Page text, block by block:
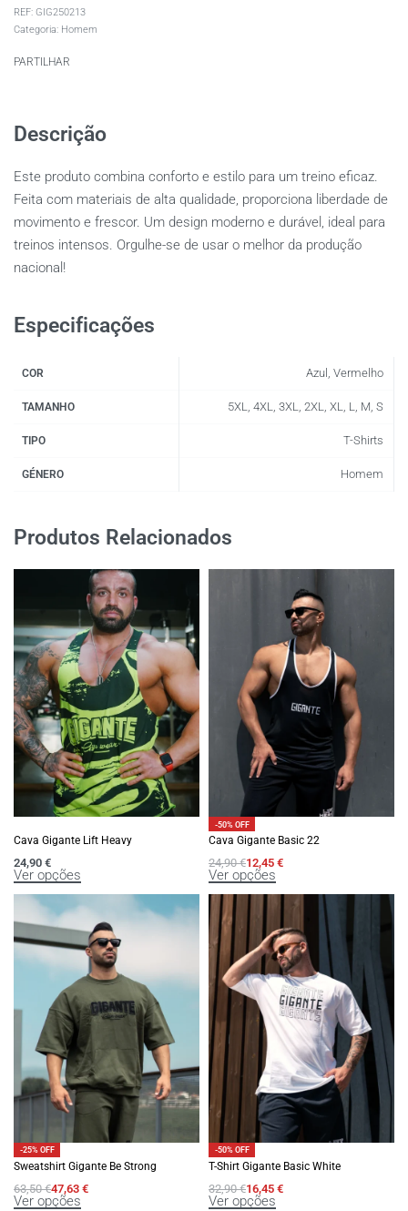
GIG250213
Categoria: Homem
PARTILHAR
Descrição
Este produto combina conforto e estilo para um treino eficaz.
Feita com materiais de alta qualidade, proporciona liberdade de
movimento e frescor. Um design moderno e durável, ideal para
treinos intensos. Orgulhe-se de usar o melhor da produção
nacional!
Especificações
COR Azul, Vermelho
TAMANHO 5XL, 4XL, 3XL, 2XL, XL, L, M, S
TIPO T-Shirts
GÉNERO Homem
Produtos Relacionados
Cava Gigante Lift Heavy
24,90 €
Ver opções
-50% OFF
Cava Gigante Basic 22
24,90€12,45 €
Ver opções
-25% OFF
Sweatshirt Gigante Be Strong
63,50€47,63 €
Ver opções
-50% OFF
T-Shirt Gigante Basic White
32,90€16,45 €
Ver opções